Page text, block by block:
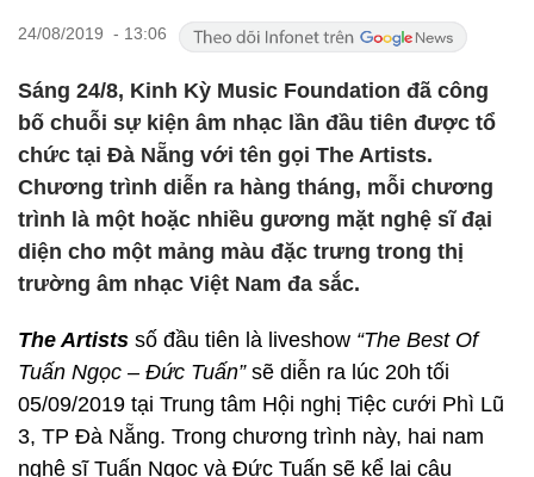
24/08/2019 - 13:06
Sáng 24/8, Kinh Kỳ Music Foundation đã công
bố chuỗi sự kiện âm nhạc lần đầu tiên được tổ
chức tại Đà Nẵng với tên gọi The Artists.
Chương trình diễn ra hàng tháng, mỗi chương
trình là một hoặc nhiều gương mặt nghệ sĩ đại
diện cho một mảng màu đặc trưng trong thị
trường âm nhạc Việt Nam đa sắc.
The Artists số đầu tiên là liveshow “The Best Of
Tuấn Ngọc – Đức Tuấn”sẽ diễn ra lúc 20h tối
05/09/2019 tại Trung tâm Hội nghị Tiệc cưới Phì Lũ
3, TP Đà Nẵng. Trong chương trình này, hai nam
nghệ sĩ Tuấn Ngọc và Đức Tuấn sẽ kể lại câu